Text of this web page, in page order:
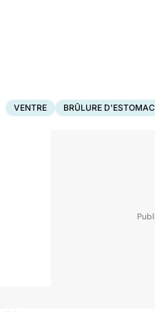
VENTRE BRÛLURE D'ESTOMAC